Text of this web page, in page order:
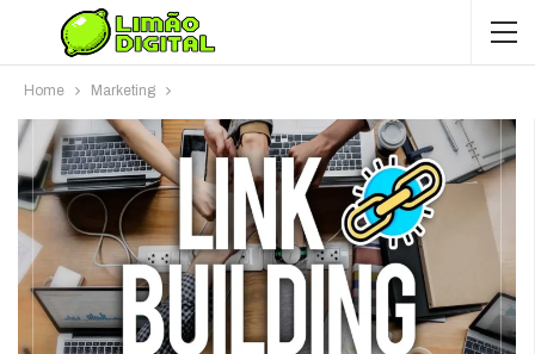
Home Marketing